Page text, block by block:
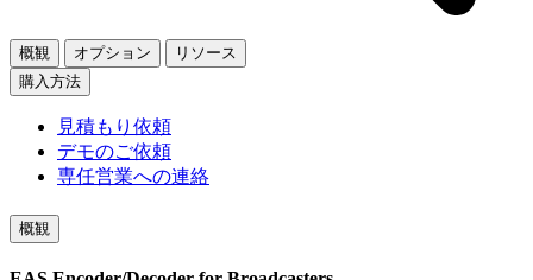
概観 オプション
リソース
購入方法
見積もり依頼
デモのご依頼
専任営業への連絡
概観